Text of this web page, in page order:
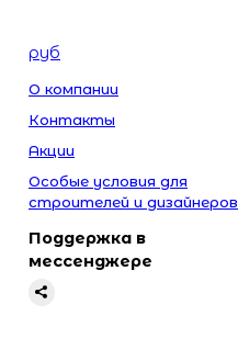
руб
О компании
Контакты
Акции
Особые условия для
строителей и дизайнеров
Поддержка в
мессенджере